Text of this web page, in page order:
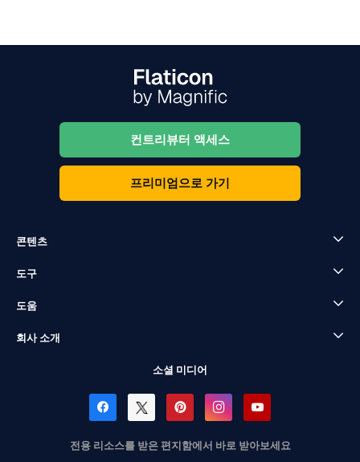
컨트리뷰터 액세스
프리미엄으로 가기
콘텐츠
도구
도움
회사 소개
소셜 미디어
전용 리소스를 받은 편지함에서 바로 받아보세요